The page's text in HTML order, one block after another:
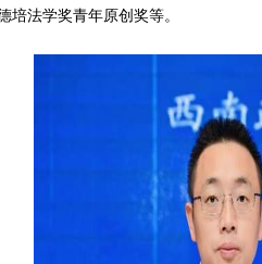
法学奖青年原创奖等。